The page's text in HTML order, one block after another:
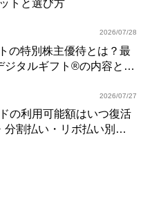
2026/07/28
の特別株主優待とは？最
ジタルギフト®の内容と注
2026/07/27
の利用可能額はいつ復活
分割払い・リボ払い別の